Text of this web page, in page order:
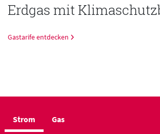
Erdgas mit
Gastarife entdecken
Strom Gas